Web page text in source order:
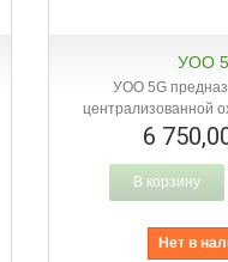
Быстрый
УОО
УОО 5G
централизованной
6
В корзину
Нет в